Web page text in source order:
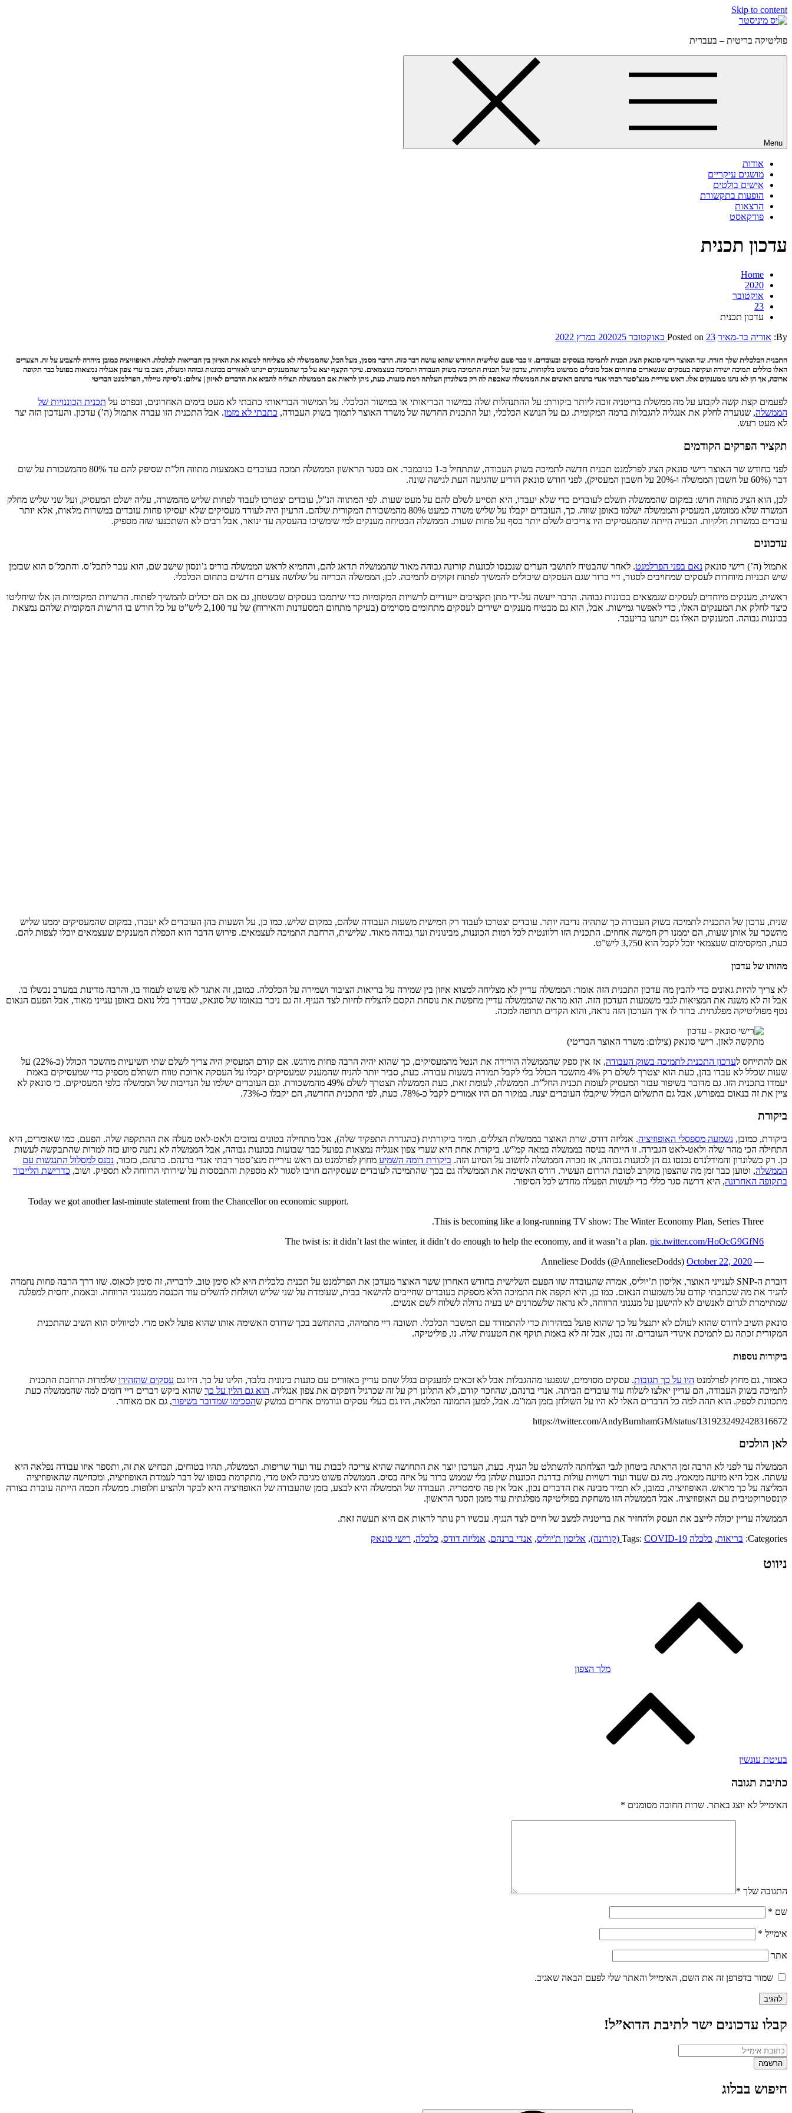
Skip to content
פוליטיקה בריטית – בעברית
Menu
אודות
מושגים עיקריים
אישים בולטים
הופעות בתקשורת
הרצאות
פודקאסט
עדכון תכנית
Home
2020
אוקטובר
23
עדכון תכנית
By: אוריה בר-מאיר Posted on 23 באוקטובר 2020 25 במרץ 2022
התכנית הכלכלית שלך חזרה. שר האוצר רישי סונאק הציג תכנית לתמיכה בעסקים ובעובדים. זו כבר פעם שלישית החודש שהוא עושה דבר כזה. הדבר מסמן, מעל הכל, שהממשלה לא מצליחה למצוא את האיזון בין הבריאות לכלכלה. האופוזיציה כמובן מיהרה להצביע על זה. הצעדים
האלו כוללים תמיכה ישירה ועקיפה בעסקים שנשארים פתוחים אבל סובלים ממיעוט בלקוחות, עדכון של תכנית התמיכה בשוק העבודה ותמיכה בעצמאים. עיקר הקצף יצא על כך שהמענקים יינתנו לאזורים בכוננות גבוהה ומעלה, מצב בו ערי צפון אנגליה נמצאות בפועל כבר תקופה
ארוכה, אך הן לא נהנו ממענקים אלו. ראש עיריית מנצ’סטר רבתי אנדי ברנהם האשים את הממשלה שאכפת לה רק כשלונדון העלתה רמת כוננות. כעת, ניתן לראות אם הממשלה תצליח להביא את הדברים לאיזון | צילום: ג’סיקה טיילור, הפרלמנט הבריטי
לפעמים קצת קשה לקבוע על מה ממשלת בריטניה זוכה ליותר ביקורת: על ההתנהלות שלה במישור הבריאותי או במישור הכלכלי. על המישור הבריאותי כתבתי לא מעט בימים האחרונים, ובפרט על תכנית הכוננויות של
הממשלה, שנועדה לחלק את אנגליה להגבלות ברמה המקומית. גם על הנושא הכלכלי, ועל התכנית החדשה של משרד האוצר לתמוך בשוק העבודה, כתבתי לא מזמן. אבל התכנית הזו עברה אתמול (ה’) עדכון. והעדכון הזה יצר
לא מעט רעש.
תקציר הפרקים הקודמים
לפני כחודש שר האוצר רישי סונאק הציג לפרלמנט תכנית חדשה לתמיכה בשוק העבודה, שתתחיל ב-1 בנובמבר. אם בסגר הראשון הממשלה תמכה בעובדים באמצעות מתווה חל”ת שסיפק להם עד 80% מהמשכורת על שום
דבר (60% על חשבון הממשלה ו-20% על חשבון המעסיק), לפני חודש סונאק הודיע שהגיעה העת לגישה שונה.
לכן, הוא הציג מתווה חדש: במקום שהממשלה תשלם לעובדים כדי שלא יעבדו, היא תסייע לשלם להם על מעט שעות. לפי המתווה הנ”ל, עובדים יצטרכו לעבוד לפחות שליש מהמשרה, עליה ישלם המעסיק, ועל שני שליש מחלק
המשרה שלא ממומש, המעסיק והממשלה ישלמו באופן שווה. כך, העובדים יקבלו על שליש משרה כמעט 80% מהמשכורת המקורית שלהם. הרעיון היה לעודד מעסיקים שלא יעסיקו פחות עובדים במשרות מלאות, אלא יותר
עובדים במשרות חלקיות. הבעיה הייתה שהמעסיקים היו צריכים לשלם יותר כסף על פחות שעות. הממשלה הבטיחה מענקים למי שימשיכו בהעסקה עד ינואר, אבל רבים לא השתכנעו שזה מספיק.
עדכונים
אתמול (ה’) רישי סונאק נאם בפני הפרלמנט. לאחר שהבטיח לתושבי הערים שנכנסו לכוננות קורונה גבוהה מאוד שהממשלה תדאג להם, והחמיא לראש הממשלה בוריס ג’ונסון שישב שם, הוא עבר לתכל’ס. והתכל’ס הוא שבזמן
שיש תכניות מיוחדות לעסקים שמחויבים לסגור, דיי ברור שגם העסקים שיכולים להמשיך לפתוח זקוקים לתמיכה. לכן, הממשלה הכריזה על שלושה צעדים חדשים בתחום הכלכלי.
ראשית, מענקים מיוחדים לעסקים שנמצאים בכוננות גבוהה. הדבר ייעשה על-ידי מתן תקציבים ייעודיים לרשויות המקומיות כדי שיתמכו בעסקים שבשטחן, גם אם הם יכולים להמשיך לפתוח. הרשויות המקומיות הן אלו שיחליטו
כיצד לחלק את המענקים האלו, כדי לאפשר גמישות. אבל, הוא גם מבטיח מענקים ישירים לעסקים מתחומים מסוימים (בעיקר מתחום המסעדנות והאירוח) של עד 2,100 ליש”ט על כל חודש בו הרשות המקומית שלהם נמצאת
בכוננות גבוהה. המענקים האלו גם יינתנו בדיעבד.
שנית, עדכון של התכנית לתמיכה בשוק העבודה כך שתהיה נדיבה יותר. עובדים יצטרכו לעבוד רק חמישית משעות העבודה שלהם, במקום שליש. כמו כן, על השעות בהן העובדים לא יעבדו, במקום שהמעסיקים יממנו שליש
מהשכר על אותן שעות, הם יממנו רק חמישה אחוזים. התכנית הזו רלוונטית לכל רמות הכוננות, מבינונית ועד גבוהה מאוד. שלישית, הרחבת התמיכה לעצמאים. פירוש הדבר הוא הכפלת המענקים שעצמאים יוכלו לצפות להם.
כעת, המקסימום שעצמאי יוכל לקבל הוא 3,750 ליש”ט.
מהותו של עדכון
לא צריך להיות גאונים כדי להבין מה עדכון התכנית הזה אומר: הממשלה עדיין לא מצליחה למצוא איזון בין שמירה על בריאות הציבור ושמירה על הכלכלה. כמובן, זה אתגר לא פשוט לעמוד בו, והרבה מדינות במערב נכשלו בו.
אבל זה לא משנה את המציאות לגבי משמעות העדכון הזה. הוא מראה שהממשלה עדיין מחפשת את נוסחת הקסם להצליח לחיות לצד הנגיף. זה גם ניכר בנאומו של סונאק, שבדרך כלל נואם באופן ענייני מאוד, אבל הפעם הנאום
נטף מפוליטיקה מפלגתית. ברור לו איך העדכון הזה נראה, והוא הקדים תרופה למכה.
מתקשה לאזן. רישי סונאק (צילום: משרד האוצר הבריטי)
אם להתייחס לעדכון התכנית לתמיכה בשוק העבודה
, אז אין ספק שהממשלה הורידה את הנטל מהמעסיקים, כך שהוא יהיה הרבה פחות מורגש. אם קודם המעסיק היה צריך לשלם שתי תשיעיות מהשכר הכולל (כ-22%) על
שעות שכלל לא עבדו בהן, כעת הוא יצטרך לשלם רק 4% מהשכר הכולל בלי לקבל תמורה בשעות עבודה. כעת, סביר יותר להניח שהמענק שמעסיקים יקבלו על העסקה ארוכת טווח תשתלם מספיק כדי שמעסיקים באמת
יעמדו בתכנית הזו. גם מדובר בשיפור עבור המעסיק לעומת תכנית החל”ת. הממשלה, לעומת זאת, כעת הממשלה תצטרך לשלם 49% מהמשכורת. וגם העובדים ישלמו על הנדיבות של הממשלה כלפי המעסיקים. כי סונאק לא
ציין את זה בנאום במפורש, אבל גם התשלום הכולל שיקבלו העובדים יצנח. במקור הם היו אמורים לקבל כ-78%. כעת, לפי התכנית החדשה, הם יקבלו כ-73%.
ביקורת
ביקורת, כמובן, נשמעה מספסלי האופוזיציה. אנליזה דודס, שרת האוצר בממשלת הצללים, תמיד ביקורתית (כהגדרת התפקיד שלה), אבל מתחילה בטונים נמוכים ולאט-לאט מעלה את ההתקפה שלה. הפעם, כמו שאומרים, היא
התחילה הכי מהר שלה ולאט-לאט הגבירה. זו הייתה כניסה בממשלה במאה קמ”ש. ביקורת אחת היא שערי צפון אנגליה נמצאות בפועל כבר שבועות בכוננות גבוהה, אבל הממשלה לא נתנה סיוע כזה למרות שהתבקשה לעשות
כן. רק כשלונדון והמידלנדס נכנסו גם הן לכוננות גבוהה, אז נזכרה הממשלה לחשוב על הסיוע הזה. ביקורת דומה השמיע מחוץ לפרלמנט גם ראש עיריית מנצ’סטר רבתי אנדי ברנהם. ברנהם, כזכור, נכנס למסלול התנגשות עם
הממשלה, וטוען כבר זמן מה שהצפון מוקרב לטובת הדרום העשיר. דודס האשימה את הממשלה גם בכך שהתמיכה לעובדים שעסקיהם חויבו לסגור לא מספקת והתבססות על שירותי הרווחה לא תספיק. ושוב, כדרישת הלייבור
בתקופה האחרונה, היא דרשה סגר כללי כדי לעשות הפעלה מחדש לכל הסיפור.
Today we got another last-minute statement from the Chancellor on economic support.
This is becoming like a long-running TV show: The Winter Economy Plan, Series Three.
The twist is: it didn’t last the winter, it didn’t do enough to help the economy, and it wasn’t a plan. pic.twitter.com/HoOcG9GfN6
— Anneliese Dodds (@AnnelieseDodds)
October 22, 2020
דוברת ה-SNP לענייני האוצר, אליסון ת’יוליס, אמרה שהעובדה שזו הפעם השלישית בחודש האחרון ששר האוצר מעדכן את הפרלמנט על תכנית כלכלית היא לא סימן טוב. לדבריה, זה סימן לכאוס. שזו דרך הרבה פחות נחמדה
להגיד את מה שכתבתי קודם על משמעות הנאום. כמו כן, היא תקפה את התמיכה הלא מספקת בעובדים שחייבים להישאר בבית, שעומדת על שני שליש ושולחת להשלים עוד הכנסה ממנגנוני הרווחה. ובאמת, יחסית למפלגה
שמתיימרת לגרום לאנשים לא להישען על מנגנוני הרווחה, לא נראה שלשמרנים יש בעיה גדולה לשלוח לשם אנשים.
סונאק השיב לדודס שהוא לעולם לא יתנצל על כך שהוא פועל במהירות כדי להתמודד עם המשבר הכלכלי. תשובה דיי מתמיהה, בהתחשב בכך שדודס האשימה אותו שהוא פועל לאט מדי. לטיווליס הוא השיב שהתכנית
המקורית זכתה גם לתמיכת איגודי העובדים. זה נכון, אבל זה לא באמת תוקף את הטענות שלה. נו, פוליטיקה.
ביקורות נוספות
כאמור, גם מחוץ לפרלמנט היו על כך תגובות. עסקים מסוימים, שנפגעו מההגבלות אבל לא זכאים למענקים בגלל שהם עדיין באזורים עם כוננות בינונית בלבד, הלינו על כך. היו גם עסקים שהזהירו שלמרות הרחבת התכנית
לתמיכה בשוק העבודה, הם עדיין יאלצו לשלוח עוד עובדים הביתה. אנדי ברנהם, שהוזכר קודם, לא התלונן רק על זה שכרגיל דופקים את צפון אנגליה. הוא גם הלין על כך שהוא ביקש דברים דיי דומים למה שהממשלה כעת
מתכוונת לספק. הוא תהה למה כל הדברים האלו לא היו על השולחן בזמן המו”מ. אבל, למען התמונה המלאה, היו גם בעלי עסקים וגורמים אחרים במשק שהסכימו שמדובר בשיפור, גם אם מאוחר.
https://twitter.com/AndyBurnhamGM/status/1319232492428316672
לאן הולכים
הממשלה עד לפני לא הרבה זמן הראתה ביטחון לגבי הצלחתה להשתלט על הנגיף. כעת, העדכון יוצר את התחושה שהיא צריכה לכבות עוד ועוד שריפות. הממשלה, תהיו בטוחים, תכחיש את זה, ותספר איזו עבודה נפלאה היא
עשתה. אבל היא מזיעה ממאמץ. מה גם שעוד ועוד רשויות עולות בדרגת הכוננות שלהן בלי שממש ברור על איזה בסיס. הממשלה פשוט מגיבה לאט מדי, מתקדמת בסופו של דבר לעמדת האופוזיציה, ומכחישה שהאופוזיציה
המליצה על כך מראש. האופוזיציה, כמובן, לא תמיד מבינה את הדברים נכון, אבל אין פה סימטריה. העבודה של הממשלה היא לבצע, בזמן שהעבודה של האופוזיציה היא לבקר ולהציע חלופות. ממשלה חכמה הייתה עובדת בצורה
קונסטרוקטיבית עם האופוזיציה. אבל הממשלה הזו משחקת בפוליטיקה מפלגתית עוד מזמן הסגר הראשון.
הממשלה עדיין יכולה לייצב את העסק ולהחזיר את בריטניה למצב של חיים לצד הנגיף. עכשיו רק נותר לראות אם היא תעשה זאת.
Categories: בריאות, כלכלה Tags: COVID-19 (קורונה) , אליסון ת'יוליס, אנדי ברנהם, אנליזה דודס, כלכלה, רישי סונאק
ניווט
מלך הצפון
בעיטת עונשין
כתיבת תגובה
האימייל לא יוצג באתר. שדות החובה מסומנים *
התגובה שלך *
שם *
אימייל *
אתר
שמור בדפדפן זה את השם, האימייל והאתר שלי לפעם הבאה שאגיב.
קבלו עדכונים ישר לתיבת הדוא”ל!
חיפוש בבלוג